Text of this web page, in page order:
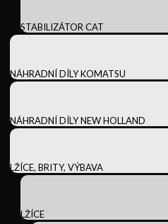
STABILIZÁTOR CAT
NÁHRADNÍ DÍLY KOMATSU
NÁHRADNÍ DÍLY NEW HOLLAND
LŽÍCE, BRITY, VÝBAVA
LŽÍCE